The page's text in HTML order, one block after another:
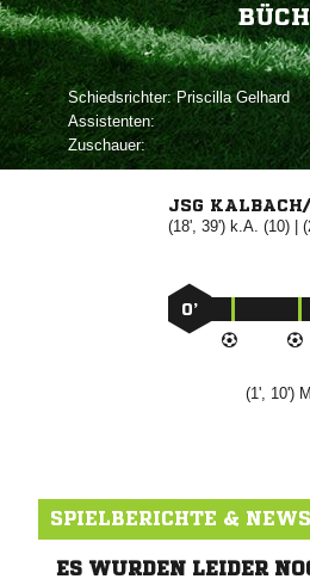
Schiedsrichter: 
Assistenten:
Zuschauer:
JSG
(18', 39') k.A. (10) |
0’
(1', 10')
SPIELBERICHTE & NEWS
ES WURDEN LEIDER